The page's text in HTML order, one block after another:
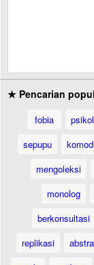
★ Pencarian
fobia
sepupu
mengoleksi
monolog
berkonsultasi
replikasi